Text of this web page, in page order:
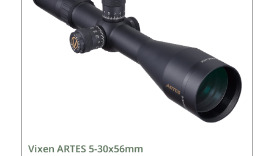
Vixen ARTES 5-30x56mm